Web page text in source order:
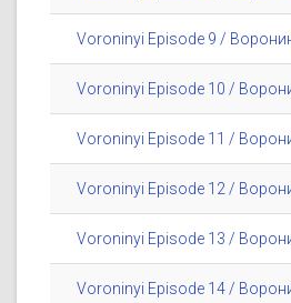
Voroninyi Episode 9 /
Voroninyi Episode 10 /
Voroninyi Episode 11 /
Voroninyi Episode 12 /
Voroninyi Episode 13 /
Voroninyi Episode 14 /